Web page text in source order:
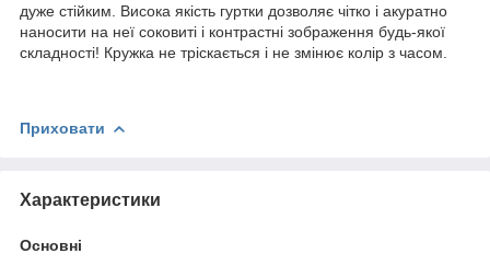
дуже стійким. Висока якість гуртки дозволяє чітко і акуратно
наносити на неї соковиті і контрастні зображення будь-якої
складності! Кружка не тріскається і не змінює колір з часом.
Приховати
Характеристики
Основні